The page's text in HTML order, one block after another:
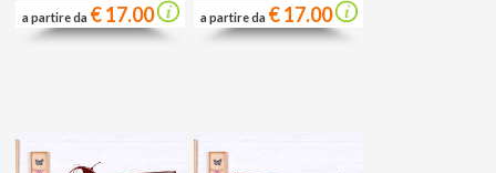
a partire da € 17.00 a partire da € 17.00